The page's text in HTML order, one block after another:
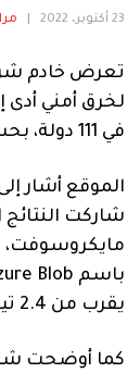
آراء 23 أكتوبر، 2022
في 111 دولة، بحسب ما ذكره موقع “digitaltrends”.
شاركت
مايكروسوفت،
يقرب من 2.4 تيرابايت من البيانات الحساسة.
كما أوضحت